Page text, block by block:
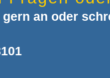
an oder